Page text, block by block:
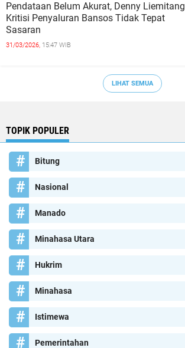
Pendataan Belum Akurat, Denny Liemitang
Kritisi Penyaluran Bansos Tidak Tepat
Sasaran
31/03/2026, 15:47 WIB
LIHAT SEMUA
TOPIK POPULER
Bitung
Nasional
Manado
Minahasa Utara
Hukrim
Minahasa
Istimewa
Pemerintahan